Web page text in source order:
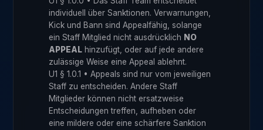
individuell über Sanktionen. Verwarnungen,
Kick und Bann sind Appealfähig, solange
ein Staff Mitglied nicht ausdrücklich NO
APPEAL hinzufügt, oder auf jede andere
zulässige Weise eine Appeal ablehnt.
U1 § 1.0.1 • Appeals sind nur vom jeweiligen
Staff zu entscheiden. Andere Staff
Mitglieder können nicht ersatzweise
Entscheidungen treffen, aufheben oder
eine mildere oder eine schärfere Sanktion